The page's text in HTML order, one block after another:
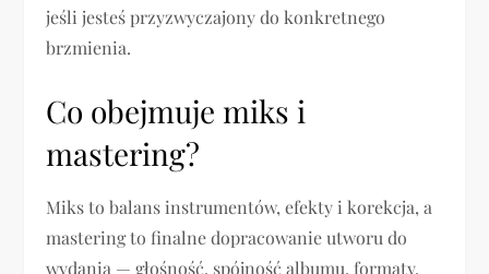
jeśli jesteś przyzwyczajony do konkretnego
brzmienia.
Co obejmuje miks i
mastering?
Miks to balans instrumentów, efekty i korekcja, a
mastering to finalne dopracowanie utworu do
wydania — głośność, spójność albumu, formaty.